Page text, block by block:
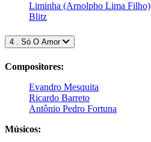
Liminha (Arnolpho Lima Filho)
Blitz
4 . Só O Amor
Compositores:
Evandro Mesquita
Ricardo Barreto
Antônio Pedro Fortuna
Músicos: